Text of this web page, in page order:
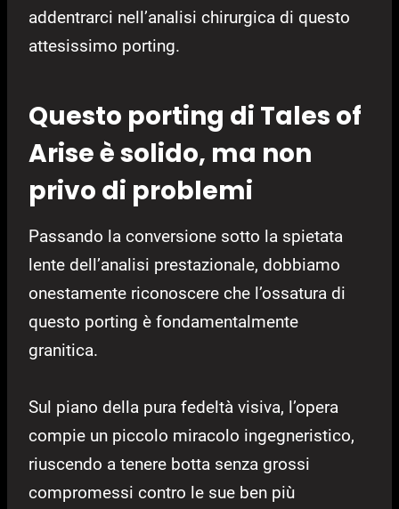
addentrarci nell’analisi chirurgica di questo
attesissimo porting.
Questo porting di Tales of
Arise è solido, ma non
privo di problemi
Passando la conversione sotto la spietata
lente dell’analisi prestazionale, dobbiamo
onestamente riconoscere che l’ossatura di
questo porting è fondamentalmente
granitica.
Sul piano della pura fedeltà visiva, l’opera
compie un piccolo miracolo ingegneristico,
riuscendo a tenere botta senza grossi
compromessi contro le sue ben più